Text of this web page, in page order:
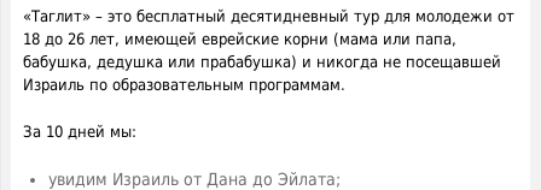
«Таглит» – это бесплатный десятидневный тур для молодежи от
18 до 26 лет, имеющей еврейские корни (мама или папа,
бабушка, дедушка или прабабушка) и никогда не посещавшей
Израиль по образовательным программам.
За 10 дней мы:
увидим Израиль от Дана до Эйлата;